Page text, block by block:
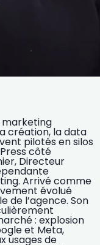
création, la data
pilotés en silos
côté
Directeur
Arrivé comme
évolué
de l’agence. Son
: explosion
et Meta,
usages de